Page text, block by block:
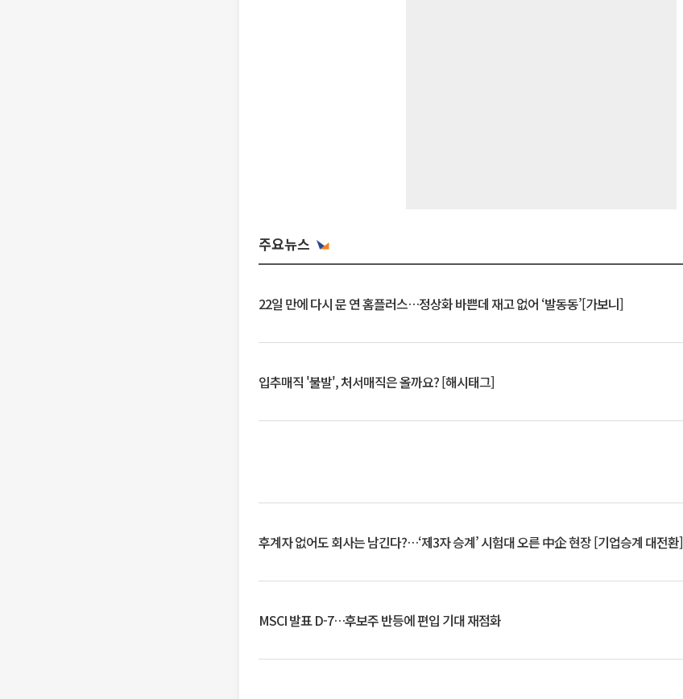
주요뉴스
22일 만에 다시 문 연 홈플러스…정상화 바쁜데 재고 없어 ‘발동동’[가보니]
입추매직 '불발', 처서매직은 올까요? [해시태그]
후계자 없어도 회사는 남긴다?…‘제3자 승계’ 시험대 오른 中企 현장 [기업승계 대전환]
MSCI 발표 D-7…후보주 반등에 편입 기대 재점화